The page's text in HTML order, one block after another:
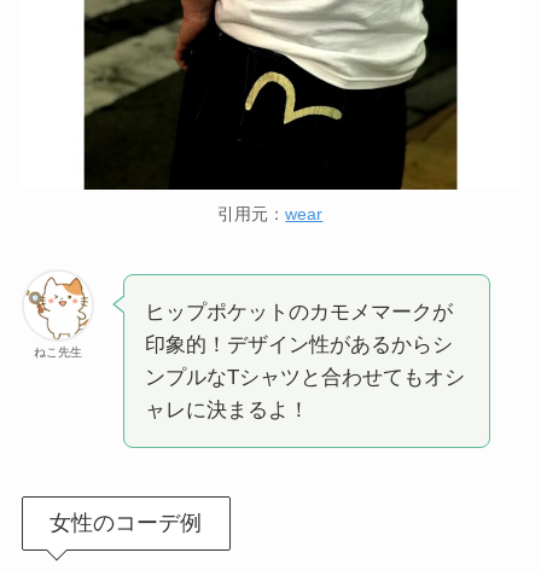
引用元：wear
ねこ先生
ヒップポケットのカモメマークが
印象的！デザイン性があるからシ
ンプルなTシャツと合わせてもオシ
ャレに決まるよ！
女性のコーデ例